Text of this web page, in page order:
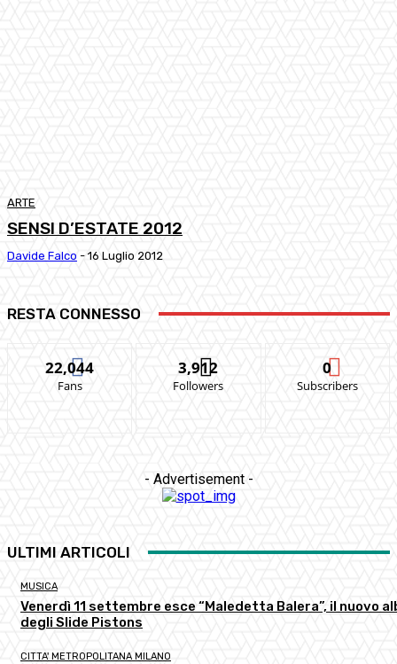
ARTE
SENSI D’ESTATE 2012
Davide Falco - 16 Luglio 2012
RESTA CONNESSO
22,044
Fans
3,912
Followers
0
Subscribers
- Advertisement -
ULTIMI ARTICOLI
MUSICA
Venerdì 11 settembre esce “Maledetta Balera”, il nuovo
degli Slide Pistons
CITTA' METROPOLITANA MILANO